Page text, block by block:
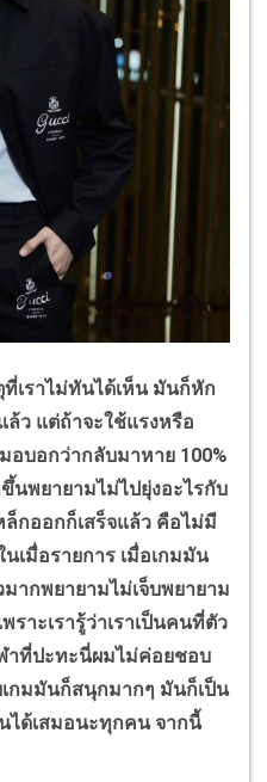
ราไม่ทันได้เห็น มันก็หัก
ว แต่ถ้าจะใช้แรงหรือ
อบอกว่ากลับมาหาย 100%
นพยายามไม่ไปยุ่งอะไรกับ
ล็กออกก็เสร็จแล้ว คือไม่มี
เมื่อรายการ เมื่อเกมมัน
ากพยายามไม่เจ็บพยายาม
ราะเรารู้ว่าเราเป็นคนที่ตัว
าที่ปะทะนี่ผมไม่ค่อยชอบ
กมมันก็สนุกมากๆ มันก็เป็น
ได้เสมอนะทุกคน จากนี้